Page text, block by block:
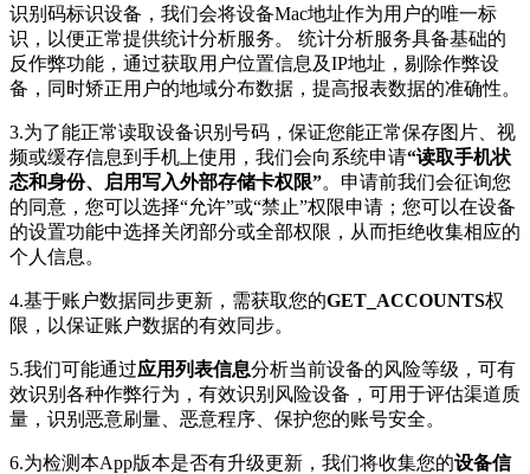
识别码标识设备，我们会将设备Mac地址作为用户的唯一标
识，以便正常提供统计分析服务。 统计分析服务具备基础的
反作弊功能，通过获取用户位置信息及IP地址，剔除作弊设
备，同时矫正用户的地域分布数据，提高报表数据的准确性。
3.为了能正常读取设备识别号码，保证您能正常保存图片、视
频或缓存信息到手机上使用，我们会向系统申请“读取手机状
态和身份、启用写入外部存储卡权限”。申请前我们会征询您
的同意，您可以选择“允许”或“禁止”权限申请；您可以在设备
的设置功能中选择关闭部分或全部权限，从而拒绝收集相应的
个人信息。
4.基于账户数据同步更新，需获取您的GET_ACCOUNTS权
限，以保证账户数据的有效同步。
5.我们可能通过应用列表信息分析当前设备的风险等级，可有
效识别各种作弊行为，有效识别风险设备，可用于评估渠道质
量，识别恶意刷量、恶意程序、保护您的账号安全。
6.为检测本App版本是否有升级更新，我们将收集您的设备信